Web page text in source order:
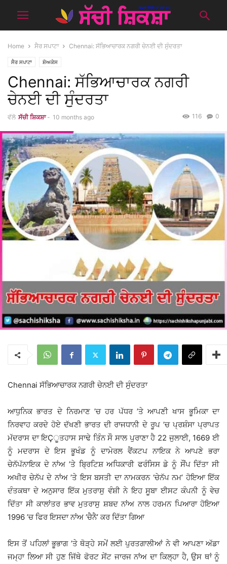
Home ਸੈਰ ਸਪਾਟਾ Chennai: ਸੱਭਿਆਚਾਰਕ ਨਗਰੀ ਚੇਨਈ ਦੀ ਸੁੰਦਰਤਾ
ਸੈਰ ਸਪਾਟਾ ਸ਼ੋਅਕੇਸ
Chennai: ਸੱਭਿਆਚਾਰਕ ਨਗਰੀ
ਚੇਨਈ ਦੀ ਸੁੰਦਰਤਾ
ਵੱਲੋ ਸੱਚੀ ਸ਼ਿਕਸ਼ਾ - 10 months ago 0
116
Chennai ਸੱਭਿਆਚਾਰਕ ਨਗਰੀ ਚੇਨਈ ਦੀ ਸੁੰਦਰਤਾ
ਆਧੁਨਿਕ ਭਾਰਤ ਦੇ ਨਿਰਮਾਣ ’ਚ ਹਰ ਪੱਧਰ ’ਤੇ ਆਪਣੀ ਖਾਸ ਭੂਮਿਕਾ ਦਾ
ਨਿਰਵਾਹ ਕਰਦੇ ਹੋਏ ਦੱਖਣੀ ਭਾਰਤ ਦੀ ਰਾਜਧਾਨੀ ਦੇ ਰੂਪ ’ਚ ਪ੍ਰਸ਼ੰਸਾ ਪ੍ਰਾਪਤ
ਮੱਦਰਾਸ ਦਾ ਇÇੂਤਹਾਸ ਸਾਢੇ ਤਿੰਨ ਸੌ ਸਾਲ ਪੁਰਾਣਾ ਹੈ 22 ਜੁਲਾਈ, 1669 ਈ
ਨੂੰ ਮਦਰਾਸ ਦੇ ਇਸ ਭੂਖੰਡ ਨੂੰ ਦਾਮੇਰਲ ਵੈਂਕਟਪ ਨਾਇਕ ਨੇ ਆਪਣੇ ਭਰਾ
ਚੇਨੱਪੱਨਾਇਕ ਦੇ ਨਾਂਅ ’ਤੇ ਬ੍ਰਿਟਿਸ਼ ਅਧਿਕਾਰੀ ਫਰੰਸਿਸ ਡੇ ਨੂੰ ਸੌਂਪ ਦਿੱਤਾ ਸੀ
ਅਖੀਰ ਚੇਨੱਪ ਦੇ ਨਾਂਅ ’ਤੇ ਇਸ ਬਸਤੀ ਦਾ ਨਾਮਕਰਨ ‘ਚੇਨੱਪ ਨਮ’ ਹੋਇਆ ਇੱਕ
ਦੰਤਕਥਾ ਦੇ ਅਨੁਸਾਰ ਇੱਕ ਮੁਤਰਾਸੁ ਵੰਸ਼ੀ ਨੇ ਇਹ ਸੂਬਾ ਈਸਟ ਕੰਪਨੀ ਨੂੰ ਵੇਚ
ਦਿੱਤਾ ਸੀ ਕਾਲਾਂਤਰ ਭਾਵ ਮੁਤਰਾਸੁ ਸ਼ਬਦ ਨਾਂਅ ਨਾਲ ਹਰਮਨ ਪਿਆਰਾ ਹੋਇਆ
1996 ’ਚ ਫਿਰ ਇਸਦਾ ਨਾਂਅ ‘ਚੈਨੈ’ ਕਰ ਦਿੱਤਾ ਗਿਆ
ਇਸ ਤੋਂ ਪਹਿਲਾਂ ਭੂਭਾਗ ’ਤੇ ਥੋੜ੍ਹੇ ਸਮੇਂ ਲਈ ਪੁਰਤਗਾਲੀਆਂ ਨੇ ਵੀ ਆਪਣਾ ਅੱਡਾ
ਜਮ੍ਹਾ ਲਿਆ ਸੀ ਹੁਣ ਜਿੱਥੇ ਫੋਰਟ ਸੇਂਟ ਜਾਰਜ ਨਾਂਅ ਦਾ ਕਿਲ੍ਹਾ ਹੈ, ਉਸ ਥਾਂ ਨੂੰ